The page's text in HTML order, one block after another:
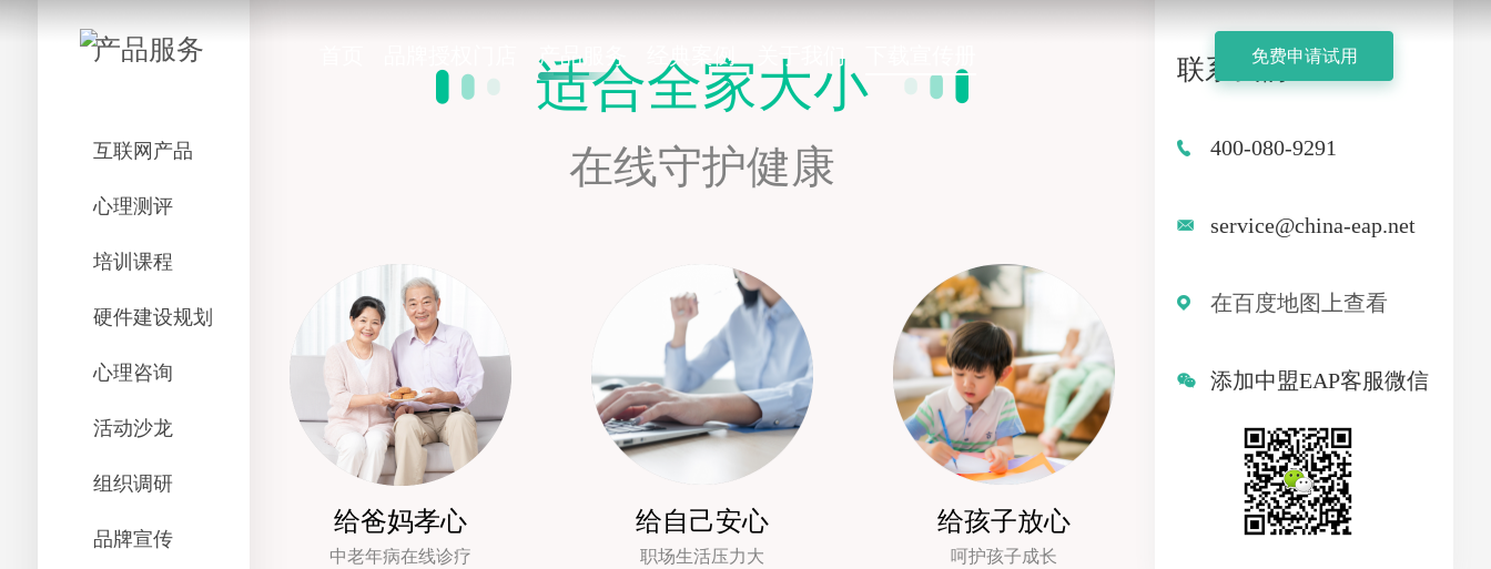
产品服务 经典案例 关于我们 免费申请试用
产品服务
互联网产品
心理测评
培训课程
硬件建设规划
心理咨询
活动沙龙
组织调研
品牌宣传
适合全家大小
在线守护健康
给爸妈孝心
中老年病在线诊疗
给自己安心
职场生活压力大
给孩子放心
呵护孩子成长
联系我们
400-080-9291
service@china-eap.net
在百度地图上查看
添加中盟EAP客服微信